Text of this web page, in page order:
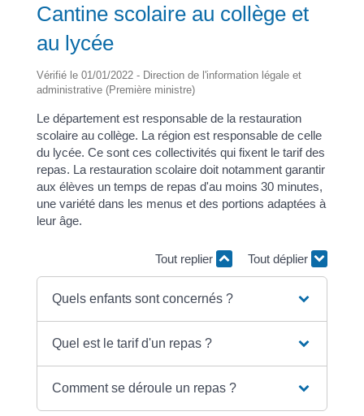
Cantine scolaire au collège et
au lycée
Vérifié le 01/01/2022 - Direction de l'information légale et
administrative (Première ministre)
Le département est responsable de la restauration
scolaire au collège. La région est responsable de celle
du lycée. Ce sont ces collectivités qui fixent le tarif des
repas. La restauration scolaire doit notamment garantir
aux élèves un temps de repas d'au moins 30 minutes,
une variété dans les menus et des portions adaptées à
leur âge.
Tout replier Tout déplier
Quels enfants sont concernés ?
Quel est le tarif d'un repas ?
Comment se déroule un repas ?